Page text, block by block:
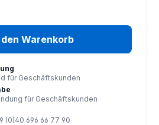
Warenkorb
für Geschäftskunden
für Geschäftskunden
(0)40 696 66 77 90